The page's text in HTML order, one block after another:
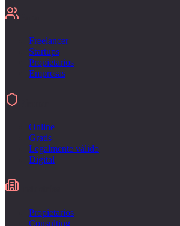
Freelancer
Startups
Propietarios
Empresas
Online
Gratis
Legalmente válido
Digital
Propietarios
Consulting